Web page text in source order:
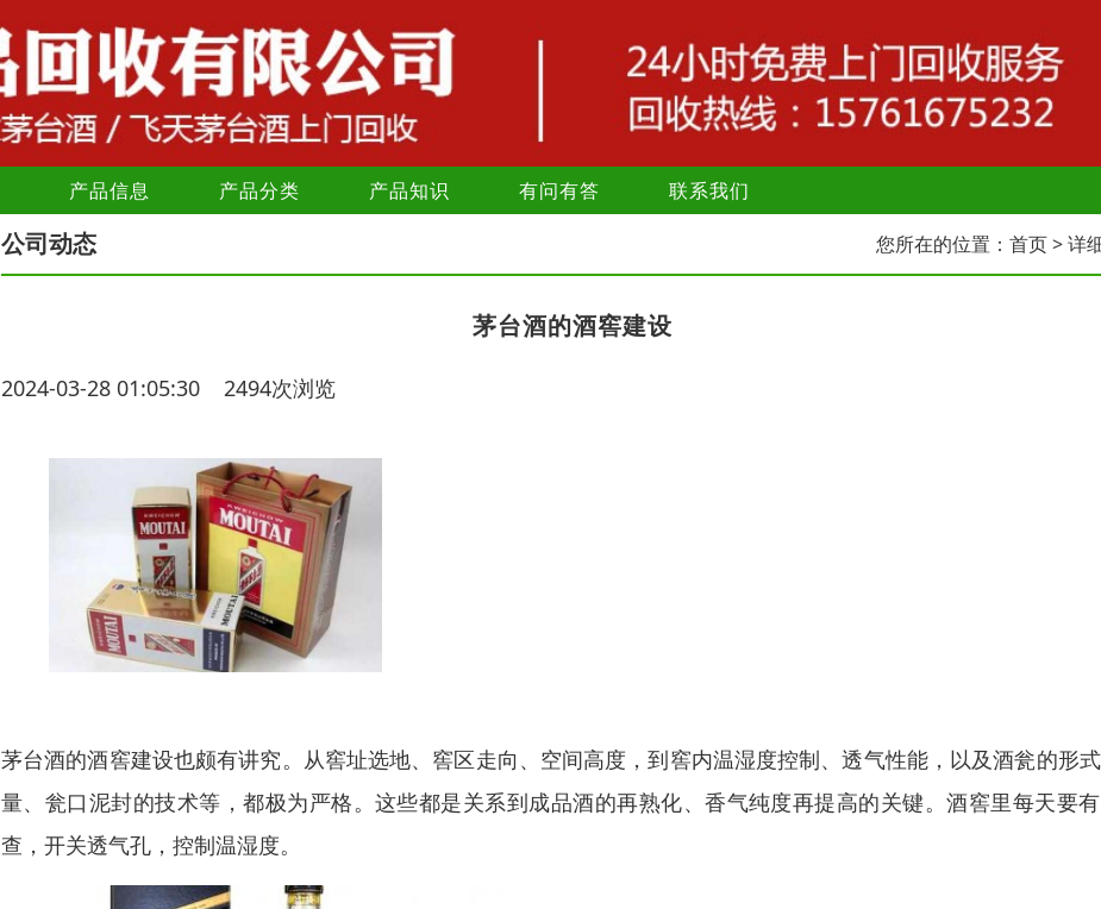
产品信息 产品分类 产品知识 有问有答 联系我们
公司动态 您所在的位置： 首页> 详
茅台酒的酒窖建设
2024-03-28 01:05:30 2494次浏览
茅台酒的酒窖建设也颇有讲究。从窖址选地、窖区走向、空间高度，到窖内温湿度控制、透气性能，以及酒瓮的形
量、瓮口泥封的技术等，都极为严格。这些都是关系到成品酒的再熟化、香气纯度再提高的关键。酒窖里每天要
查，开关透气孔，控制温湿度。